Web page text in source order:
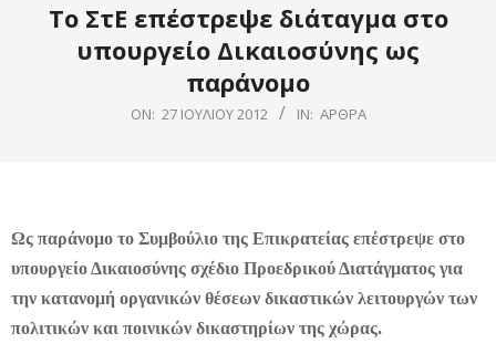
Το ΣτΕ επέστρεψε διάταγμα στο
υπουργείο Δικαιοσύνης ως
παράνομο
ON: 27 ΙΟΥΛΊΟΥ 2012 IN: ΆΡΘΡΑ
Ως παράνομο το Συμβούλιο της Επικρατείας επέστρεψε στο
υπουργείο Δικαιοσύνης σχέδιο Προεδρικού Διατάγματος για
την κατανομή οργανικών θέσεων δικαστικών λειτουργών των
πολιτικών και ποινικών δικαστηρίων της χώρας.